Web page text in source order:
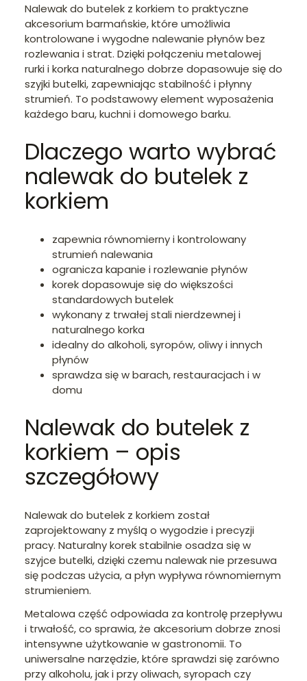
Nalewak do butelek z korkiem to praktyczne
akcesorium barmańskie, które umożliwia
kontrolowane i wygodne nalewanie płynów bez
rozlewania i strat. Dzięki połączeniu metalowej
rurki i korka naturalnego dobrze dopasowuje się do
szyjki butelki, zapewniając stabilność i płynny
strumień. To podstawowy element wyposażenia
każdego baru, kuchni i domowego barku.
Dlaczego warto wybrać
nalewak do butelek z
korkiem
zapewnia równomierny i kontrolowany
strumień nalewania
ogranicza kapanie i rozlewanie płynów
korek dopasowuje się do większości
standardowych butelek
wykonany z trwałej stali nierdzewnej i
naturalnego korka
idealny do alkoholi, syropów, oliwy i innych
płynów
sprawdza się w barach, restauracjach i w
domu
Nalewak do butelek z
korkiem – opis
szczegółowy
Nalewak do butelek z korkiem został
zaprojektowany z myślą o wygodzie i precyzji
pracy. Naturalny korek stabilnie osadza się w
szyjce butelki, dzięki czemu nalewak nie przesuwa
się podczas użycia, a płyn wypływa równomiernym
strumieniem.
Metalowa część odpowiada za kontrolę przepływu
i trwałość, co sprawia, że akcesorium dobrze znosi
intensywne użytkowanie w gastronomii. To
uniwersalne narzędzie, które sprawdzi się zarówno
przy alkoholu, jak i przy oliwach, syropach czy